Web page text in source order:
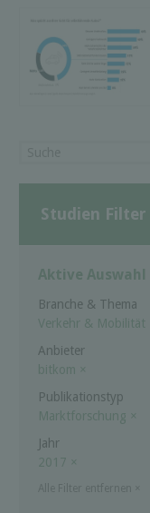
Studien Filter
Aktive Auswahl
Branche & Thema
Verkehr & Mobilität
Anbieter
bitkom ×
Publikationstyp
Marktforschung ×
Jahr
2017 ×